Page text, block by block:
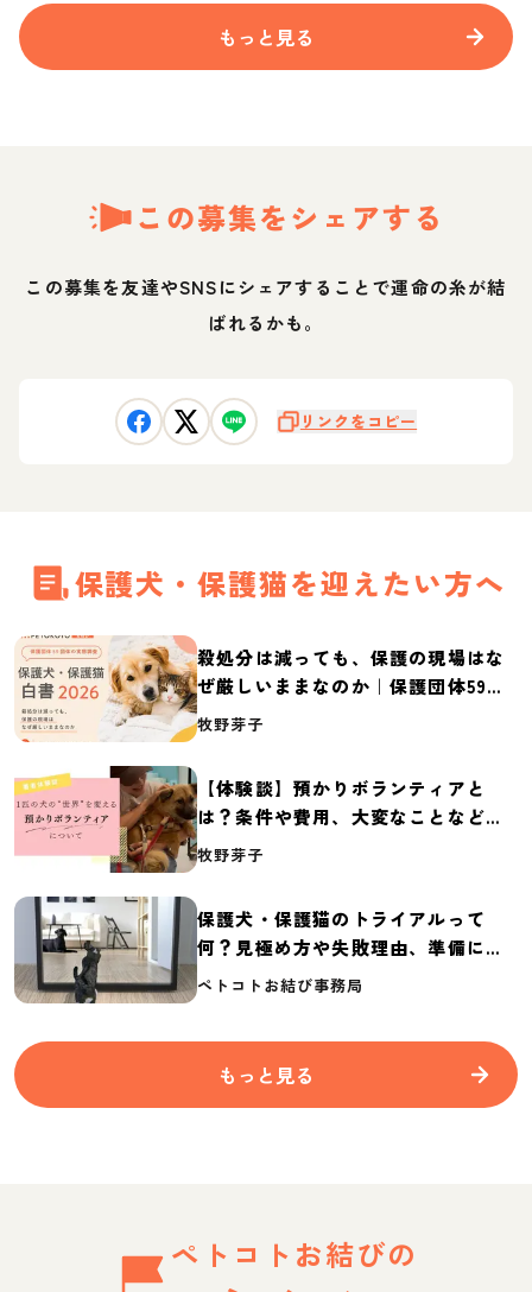
もっと見る
この募集をシェアする
この募集を友達やSNSにシェアすることで運命の糸が結
ばれるかも。
リンクをコピー
保護犬・保護猫を迎えたい方へ
殺処分は減っても、保護の現場はな
ぜ厳しいままなのか｜保護団体59団
体の実態調査【保護犬・保護猫白書
牧野芽子
【体験談】預かりボランティアと
は？条件や費用、大変なことなど紹
介
牧野芽子
保護犬・保護猫のトライアルって
何？見極め方や失敗理由、準備に必
要なものを紹介
ペトコトお結び事務局
もっと見る
ペトコトお結びの